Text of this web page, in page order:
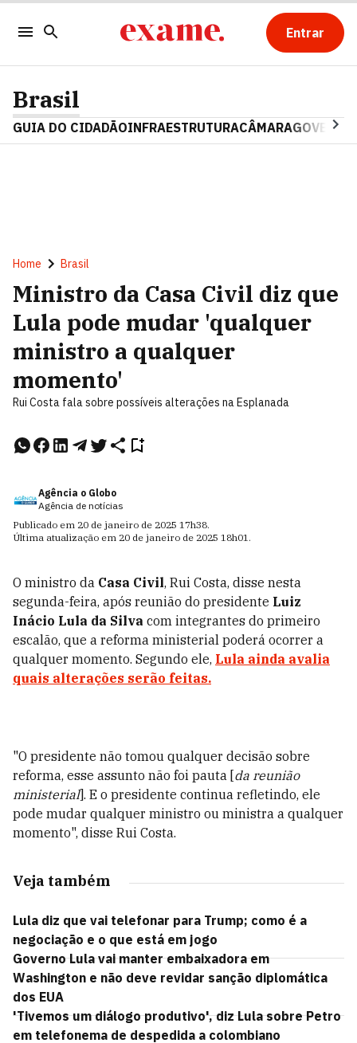
Entrar
Brasil
GUIA DO CIDADÃOINFRAESTRUTURACÂMARAGOVERNO
Home Brasil
Ministro da Casa Civil diz que
Lula pode mudar 'qualquer
ministro a qualquer
momento'
Rui Costa fala sobre possíveis alterações na Esplanada
Agência o Globo
Agência de notícias
Publicado em 20 de janeiro de 2025 17h38.
Última atualização em 20 de janeiro de 2025 18h01.
O ministro da Casa Civil, Rui Costa, disse nesta
segunda-feira, após reunião do presidente Luiz
Inácio Lula da Silva com integrantes do primeiro
escalão, que a reforma ministerial poderá ocorrer a
qualquer momento. Segundo ele, Lula ainda avalia
quais alterações serão feitas.
"O presidente não tomou qualquer decisão sobre
reforma, esse assunto não foi pauta [da reunião
ministerial]. E o presidente continua refletindo, ele
pode mudar qualquer ministro ou ministra a qualquer
momento", disse Rui Costa.
Veja também
Lula diz que vai telefonar para Trump; como é a
negociação e o que está em jogo
Governo Lula vai manter embaixadora em
Washington e não deve revidar sanção diplomática
dos EUA
'Tivemos um diálogo produtivo', diz Lula sobre Petro
em telefonema de despedida a colombiano